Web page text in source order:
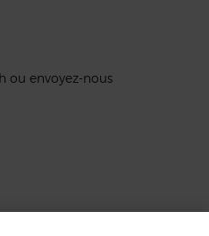
ou envoyez-nous